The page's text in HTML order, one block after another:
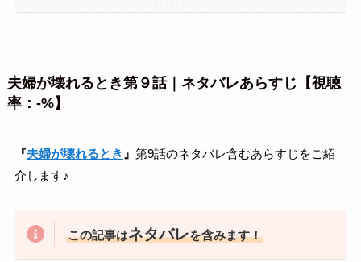
夫婦が壊れるとき第９話｜ネタバレあらすじ【視聴
率：-%】
『夫婦が壊れるとき 』 第9話のネタバレ含むあらすじをご紹
介します♪
この記事はネタバレを含みます！